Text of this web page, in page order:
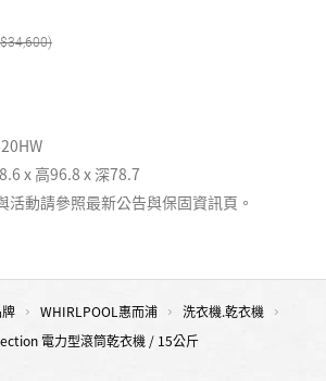
34,600
x 高96.8 x 深78.7
活動請參照最新公告與保固資訊頁。
WHIRLPOOL惠而浦
洗衣機.乾衣機
電力型滾筒乾衣機 / 15公斤